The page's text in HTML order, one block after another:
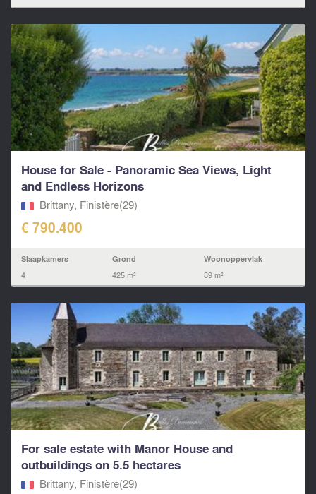
House for Sale - Panoramic Sea Views, Light
and Endless Horizons
Brittany, Finistère(29)
€ 790.400
Slaapkamers
4
Grond
425 m²
Woonoppervlak
89 m²
For sale estate with Manor House and
outbuildings on 5.5 hectares
Brittany, Finistère(29)